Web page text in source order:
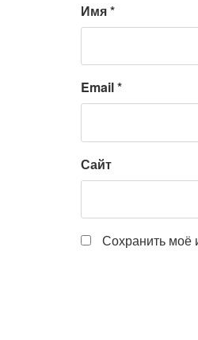
Имя*
Email*
Сайт
Сохранить моё